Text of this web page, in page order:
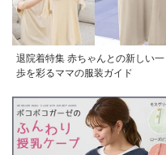
退院着特集 赤ちゃんとの新しい一
歩を彩るママの服装ガイド